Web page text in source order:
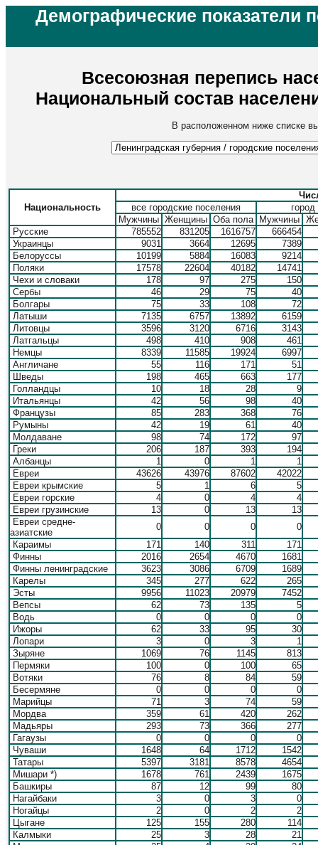
Демографические
Всесоюзная перепись
Национальный состав
В расположенном ниже списке
Национальность
все городские поселения
Мужчины Женщины Оба пола Мужчины
Русские
785552 831205 1616757
666454
Украинцы
9031 3664 12695
7389
Белоруссы
10199 5884 16083
9214
Поляки
17578 22604 40182
14741
Чехи и словаки
178 97 275
150
Сербы
46 29 75
40
Болгары
75 33 108
72
Латыши
7135 6757 13892
6159
Литовцы
3596 3120 6716
3143
Латгальцы
498 410 908
461
Немцы
8339 11585 19924
6997
Англичане
55 116 171
51
Шведы
198 465 663
177
Голландцы
10 18 28
9
Итальянцы
42 56 98
40
Французы
85 283 368
76
Румыны
42 19 61
40
Молдаване
98 74 172
97
Греки
206 187 393
194
Албанцы
1 0 1
1
Евреи
43626 43976 87602
42022
Евреи крымские
5 1 6
5
Евреи горские
4 0 4
4
Евреи грузинские
13 0 13
13
Евреи средне-
азиатские
0 0 0
0
Караимы
171 140 311
171
Финны
2016 2654 4670
1681
Финны ленинградские
3623 3086 6709
1689
Карелы
345 277 622
265
Эсты
9956 11023 20979
7452
Вепсы
62 73 135
5
Водь
0 0 0
0
Ижоры
62 33 95
30
Лопари
3 0 3
1
Зыряне
1069 76 1145
813
Пермяки
100 0 100
65
Вотяки
76 8 84
59
Бесермяне
0 0 0
0
Марийцы
71 3 74
59
Мордва
359 61 420
262
Мадьяры
293 73 366
277
Гагаузы
0 0 0
0
Чуваши
1648 64 1712
1542
Татары
5397 3181 8578
4654
Мишари *)
1678 761 2439
1675
Башкиры
87 12 99
80
Нагайбаки
3 0 3
0
Ногайцы
2 0 2
2
Цыгане
125 155 280
114
Калмыки
25 3 28
21